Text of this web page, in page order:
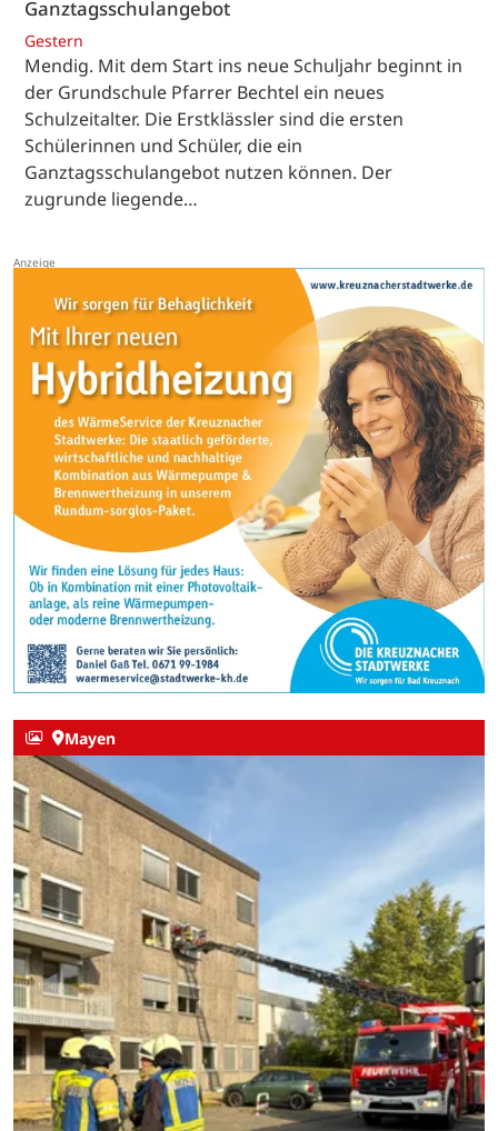
Ganztagsschulangebot
Gestern
Mendig. Mit dem Start ins neue Schuljahr beginnt in
der Grundschule Pfarrer Bechtel ein neues
Schulzeitalter. Die Erstklässler sind die ersten
Schülerinnen und Schüler, die ein
Ganztagsschulangebot nutzen können. Der
zugrunde liegende…
Mayen